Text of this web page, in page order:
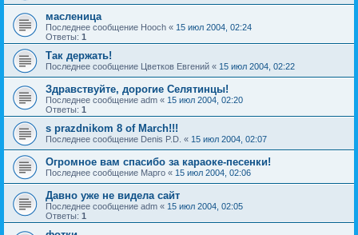
масленица
Последнее сообщение Hooch « 15 июл 2004, 02:24
Ответы: 1
Так держать!
Последнее сообщение Цветков Евгений « 15 июл 2004, 02:22
Здравствуйте, дорогие Селятинцы!
Последнее сообщение adm « 15 июл 2004, 02:20
Ответы: 1
s prazdnikom 8 of March!!!
Последнее сообщение Denis P.D. « 15 июл 2004, 02:07
Огромное вам спасибо за караоке-песенки!
Последнее сообщение Марго « 15 июл 2004, 02:06
Давно уже не видела сайт
Последнее сообщение adm « 15 июл 2004, 02:05
Ответы: 1